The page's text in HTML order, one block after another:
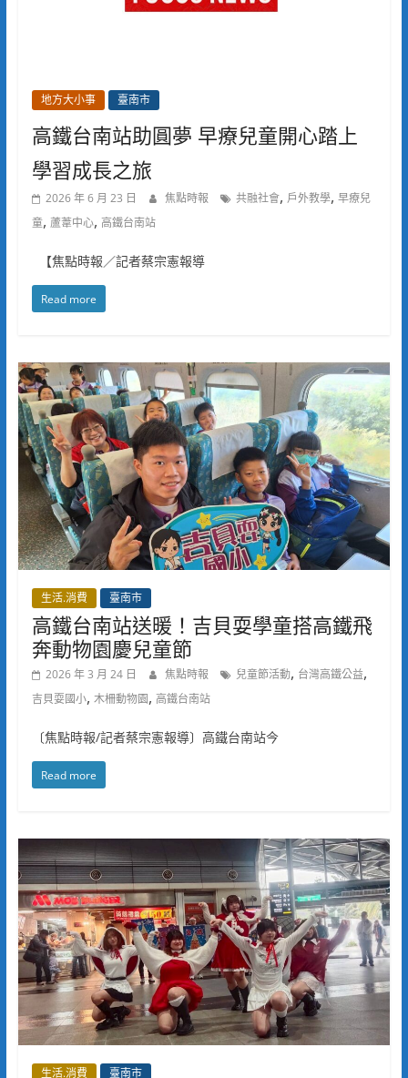
地方大小事 臺南市
高鐵台南站助圓夢 早療兒童開心踏上
學習成長之旅
2026 年 6 月 23 日 焦點時報 共融社會, 戶外教學, 早療兒
童, 蘆葦中心, 高鐵台南站
【焦點時報／記者蔡宗憲報導
Read more
生活.消費 臺南市
高鐵台南站送暖！吉貝耍學童搭高鐵飛
奔動物園慶兒童節
2026 年 3 月 24 日 焦點時報 兒童節活動, 台灣高鐵公益,
吉貝耍國小, 木柵動物園, 高鐵台南站
〔焦點時報/記者蔡宗憲報導〕高鐵台南站今
Read more
生活.消費 臺南市